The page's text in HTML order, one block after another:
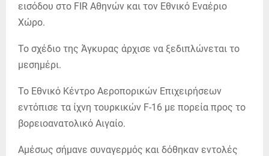
εισόδου στο FIR Αθηνών και τον Εθνικό Εναέριο
Χώρο.
Το σχέδιο της Άγκυρας άρχισε να ξεδιπλώνεται το
μεσημέρι.
Το Εθνικό Κέντρο Αεροπορικών Επιχειρήσεων
εντόπισε τα ίχνη τουρκικών F-16 με πορεία προς το
βορειοανατολικό Αιγαίο.
Αμέσως σήμανε συναγερμός και δόθηκαν εντολές